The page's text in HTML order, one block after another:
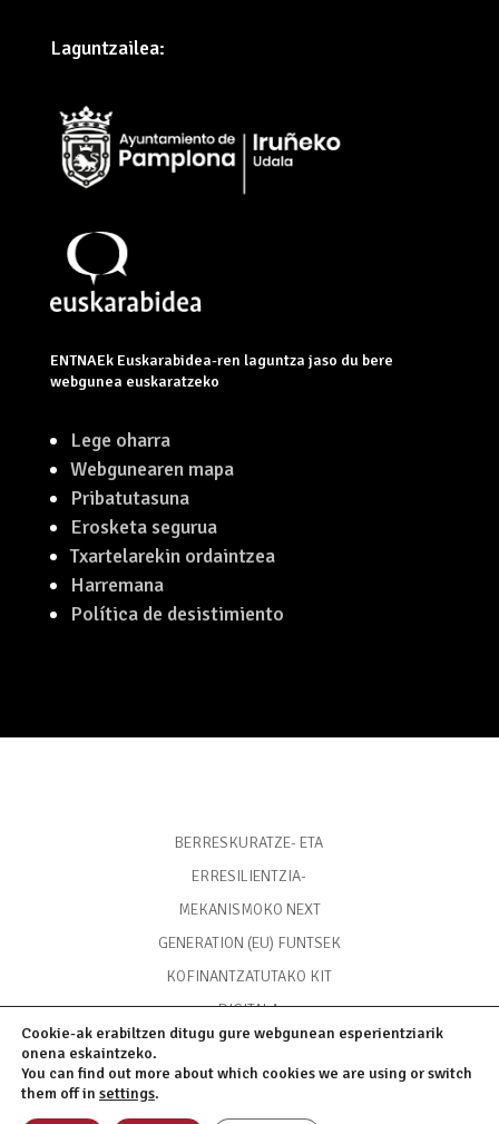
Laguntzailea:
ENTNAEk Euskarabidea-ren laguntza jaso du bere
webgunea euskaratzeko
Lege oharra
Webgunearen mapa
Pribatutasuna
Erosketa segurua
Txartelarekin ordaintzea
Harremana
Política de desistimiento
BERRESKURATZE- ETA
ERRESILIENTZIA-
MEKANISMOKO NEXT
GENERATION (EU) FUNTSEK
KOFINANTZATUTAKO KIT
DIGITALA
Cookie-ak erabiltzen ditugu gure webgunean esperientziarik
onena eskaintzeko.
You can find out more about which cookies we are using or switch
them off in settings.
Posta elektronikoa